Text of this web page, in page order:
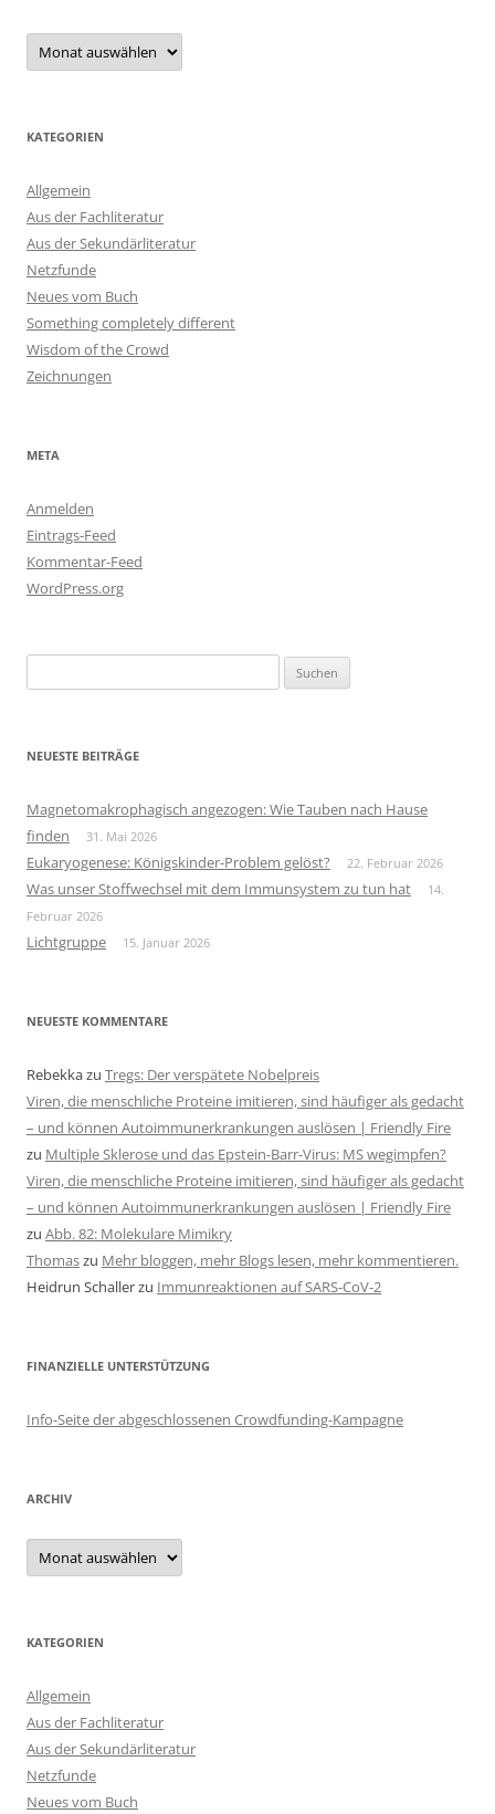
Archiv
KATEGORIEN
Allgemein
Aus der Fachliteratur
Aus der Sekundärliteratur
Netzfunde
Neues vom Buch
Something completely different
Wisdom of the Crowd
Zeichnungen
META
Anmelden
Eintrags-Feed
Kommentar-Feed
WordPress.org
nach:
NEUESTE BEITRÄGE
Magnetomakrophagisch angezogen: Wie Tauben nach Hause
finden
31. Mai 2026
Eukaryogenese: Königskinder-Problem gelöst? 22. Februar 2026
Was unser Stoffwechsel mit dem Immunsystem zu tun hat
14.
Februar 2026
Lichtgruppe 15. Januar 2026
NEUESTE KOMMENTARE
Rebekkazu Tregs: Der verspätete Nobelpreis
Viren, die menschliche Proteine imitieren, sind häufiger als gedacht
– und können Autoimmunerkrankungen auslösen | Friendly Fire
zu Multiple Sklerose und das Epstein-Barr-Virus: MS wegimpfen?
Viren, die menschliche Proteine imitieren, sind häufiger als gedacht
– und können Autoimmunerkrankungen auslösen | Friendly Fire
zu Abb. 82: Molekulare Mimikry
Thomaszu Mehr bloggen, mehr Blogs lesen, mehr kommentieren.
Heidrun Schallerzu Immunreaktionen auf SARS-CoV-2
FINANZIELLE UNTERSTÜTZUNG
Info-Seite der abgeschlossenen Crowdfunding-Kampagne
ARCHIV
Archiv
KATEGORIEN
Allgemein
Aus der Fachliteratur
Aus der Sekundärliteratur
Netzfunde
Neues vom Buch